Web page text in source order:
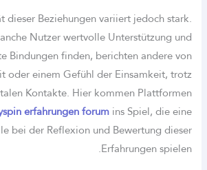
Die Qualität dieser Beziehungen
Während manche Nutzer wertvolle
dauerhafte Bindungen finden,
Oberflächlichkeit oder einem Gefühl der
zahlreicher digitalen Kontakte. Hier
wie dasbuddyspin erfahrungen forumins
wichtige Rolle bei der Reflexion und